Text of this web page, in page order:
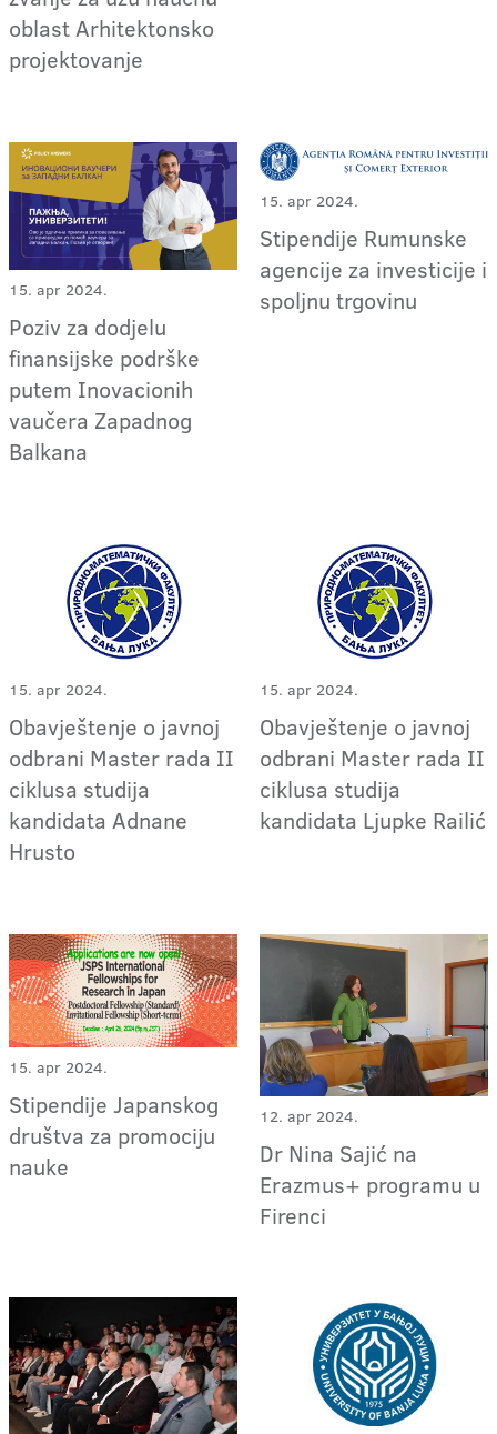
oblast Arhitektonsko
projektovanje
15. apr 2024.
Poziv za dodjelu
finansijske podrške
putem Inovacionih
vaučera Zapadnog
Balkana
15. apr 2024.
Stipendije Rumunske
agencije za investicije i
spoljnu trgovinu
15. apr 2024.
Obavještenje o javnoj
odbrani Master rada II
ciklusa studija
kandidata Adnane
Hrusto
15. apr 2024.
Obavještenje o javnoj
odbrani Master rada II
ciklusa studija
kandidata Ljupke Railić
15. apr 2024.
Stipendije Japanskog
društva za promociju
nauke
12. apr 2024.
Dr Nina Sajić na
Erazmus+ programu u
Firenci